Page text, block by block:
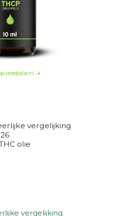
mediolie.nl →
vergelijking
olie
vergelijking